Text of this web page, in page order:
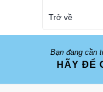
Trở về
Bạn đang cần
HÃY ĐỂ